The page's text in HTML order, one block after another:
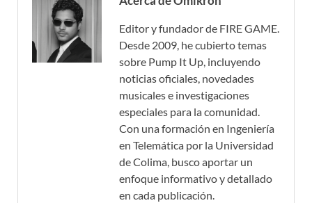
Editor y fundador de FIRE GAME.
Desde 2009, he cubierto temas
sobre Pump It Up, incluyendo
noticias oficiales, novedades
musicales e investigaciones
especiales para la comunidad.
Con una formación en Ingeniería
en Telemática por la Universidad
de Colima, busco aportar un
enfoque informativo y detallado
en cada publicación.